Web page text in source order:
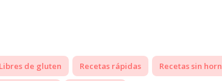
Libres de gluten Recetas rápidas Recetas sin